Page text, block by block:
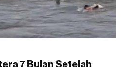
7 Bulan Setelah